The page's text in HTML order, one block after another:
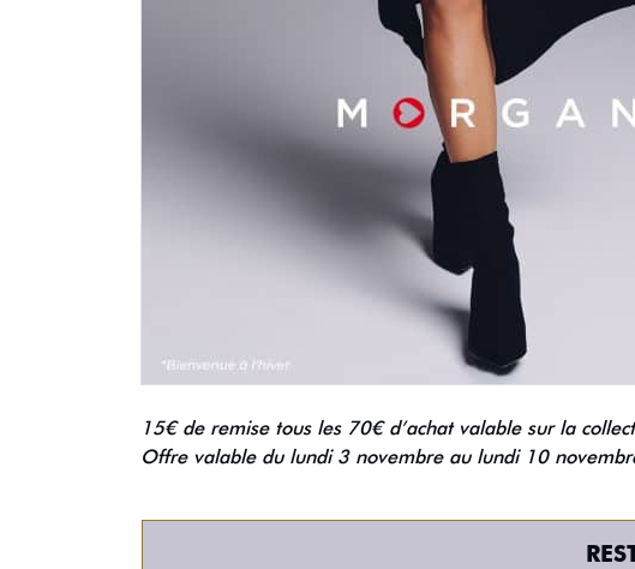
15€ de remise tous les 70€ d’achat valable sur la
Offre valable du lundi 3 novembre au lundi 10